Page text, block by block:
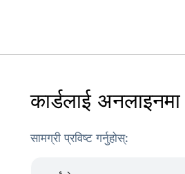
कार्डलाई अनलाइनमा
सामग्री प्रविष्ट गर्नुहोस्: